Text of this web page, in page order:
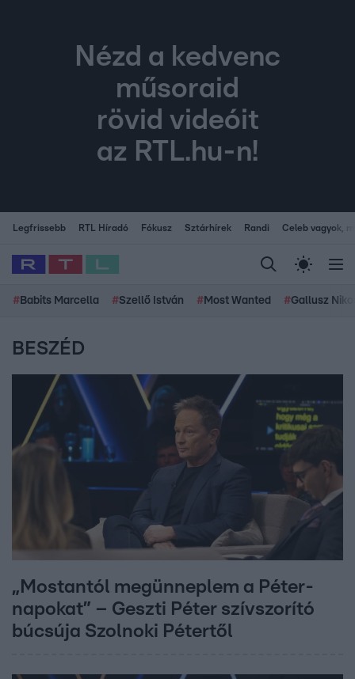
Nézd a kedvenc
műsoraid
rövid videóit
az RTL.hu-n!
Legfrissebb RTL Híradó Fókusz Sztárhírek Randi Celeb vagyok,
# Babits Marcella #Szellő István # Most Wanted #Gallusz
BESZÉD
„Mostantól megünneplem a Péter-
napokat” – Geszti Péter szívszorító
búcsúja Szolnoki Pétertől